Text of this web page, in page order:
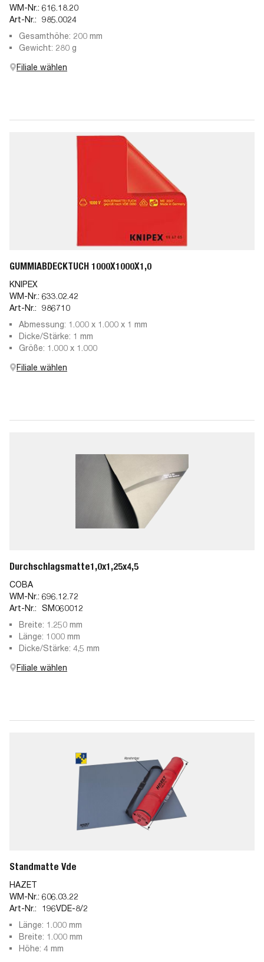
WM-Nr.: 616.18.20
Art-Nr.: 985.0024
Gesamthöhe: 200 mm
Gewicht: 280 g
Filiale wählen
GUMMIABDECKTUCH 1000X1000X1,0
KNIPEX
WM-Nr.: 633.02.42
Art-Nr.: 986710
Abmessung: 1.000 x 1.000 x 1 mm
Dicke/Stärke: 1 mm
Größe: 1.000 x 1.000
Filiale wählen
Durchschlagsmatte1,0x1,25x4,5
COBA
WM-Nr.: 696.12.72
Art-Nr.: SM060012
Breite: 1.250 mm
Länge: 1000 mm
Dicke/Stärke: 4,5 mm
Filiale wählen
Standmatte Vde
HAZET
WM-Nr.: 606.03.22
Art-Nr.:
196VDE-8/2
Länge: 1.000 mm
Breite: 1.000 mm
Höhe: 4 mm